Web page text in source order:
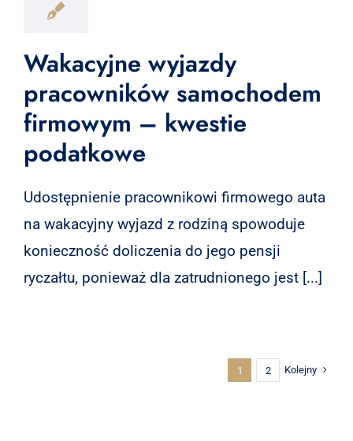
Wakacyjne wyjazdy
pracowników samochodem
firmowym – kwestie
podatkowe
Udostępnienie pracownikowi firmowego auta
na wakacyjny wyjazd z rodziną spowoduje
konieczność doliczenia do jego pensji
ryczałtu, ponieważ dla zatrudnionego jest [...]
1 2 Kolejny